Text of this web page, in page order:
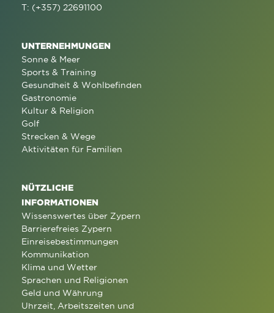
T: (+357) 22691100
UNTERNEHMUNGEN
Sonne & Meer
Sports & Training
Gesundheit & Wohlbefinden
Gastronomie
Kultur & Religion
Golf
Strecken & Wege
Aktivitäten für Familien
NÜTZLICHE
INFORMATIONEN
Wissenswertes über Zypern
Barrierefreies Zypern
Einreisebestimmungen
Kommunikation
Klima und Wetter
Sprachen und Religionen
Geld und Währung
Uhrzeit, Arbeitszeiten und